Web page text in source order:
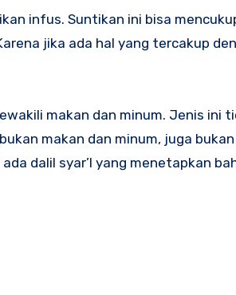
infus. Suntikan ini bisa
jika ada hal yang tercakup
makan dan minum. Jenis ini
makan dan minum, juga
dalil syar’I yang menetapkan